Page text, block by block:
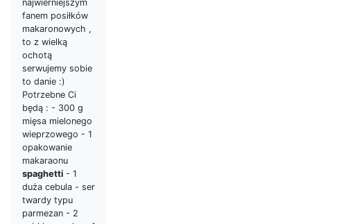
najwierniejszym
fanem posiłków
makaronowych ,
to z wielką
ochotą
serwujemy sobie
to danie :)
Potrzebne Ci
będą : - 300 g
mięsa mielonego
wieprzowego - 1
opakowanie
makaraonu
spaghetti - 1
duża cebula - ser
twardy typu
parmezan - 2